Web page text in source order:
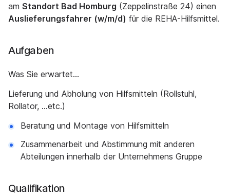
am Standort Bad Homburg (Zeppelinstraße 24) einen
Auslieferungsfahrer (w/m/d) für die REHA-Hilfsmittel.
Aufgaben
Was Sie erwartet…
Lieferung und Abholung von Hilfsmitteln (Rollstuhl,
Rollator, …etc.)
Beratung und Montage von Hilfsmitteln
Zusammenarbeit und Abstimmung mit anderen
Abteilungen innerhalb der Unternehmens Gruppe
Qualifikation